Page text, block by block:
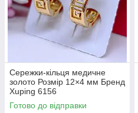
Сережки-кільця медичне
золото Розмір 12×4 мм Бренд
Xuping 6156
Готово до відправки